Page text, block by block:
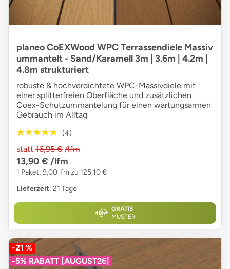
planeo CoEXWood WPC Terrassendiele Massiv
ummantelt - Sand/Karamell 3m | 3.6m | 4.2m |
4.8m strukturiert
robuste & hochverdichtete WPC-Massivdiele mit
einer splitterfreien Oberfläche und zusätzlichen
Coex-Schutzummantelung für einen wartungsarmen
Gebrauch im Alltag
★★★★★
★★★★★ (4)
statt 16,95 € /lfm
13,90 € /lfm
1 Paket: 9,00 lfm zu 125,10 €
Lieferzeit: 21 Tage
GRATIS
MUSTER
-21 %
-5% RABATT [AUGUST26]